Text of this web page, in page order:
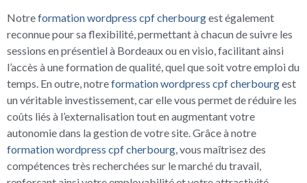
Notreformation wordpress cpf cherbourgest également
reconnue pour sa flexibilité, permettant à chacun de suivre les
sessions en présentiel à Bordeaux ou en visio, facilitant ainsi
l’accès à une formation de qualité, quel que soit votre emploi du
temps. En outre, notreformation wordpress cpf cherbourgest
un véritable investissement, car elle vous permet de réduire les
coûts liés à l’externalisation tout en augmentant votre
autonomie dans la gestion de votre site. Grâce à notre
formation wordpress cpf cherbourg , vous maîtrisez des
compétences très recherchées sur le marché du travail,